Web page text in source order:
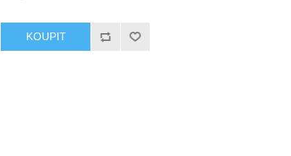
KOUPIT